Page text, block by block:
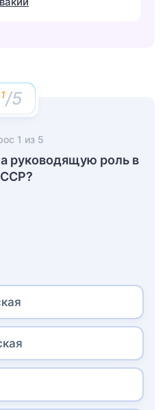
/5
1 из 5
руководящую роль в